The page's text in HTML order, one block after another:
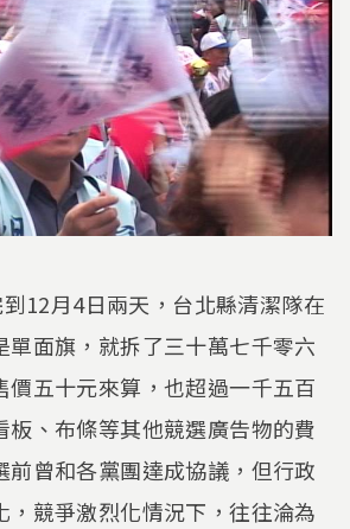
12月4日兩天，台北縣清潔隊在
單面旗，就拆了三十萬七千零六
價五十元來算，也超過一千五百
板、布條等其他競選廣告物的費
前曾和各黨團達成協議，但行政
，競爭激烈化情況下，往往淪為